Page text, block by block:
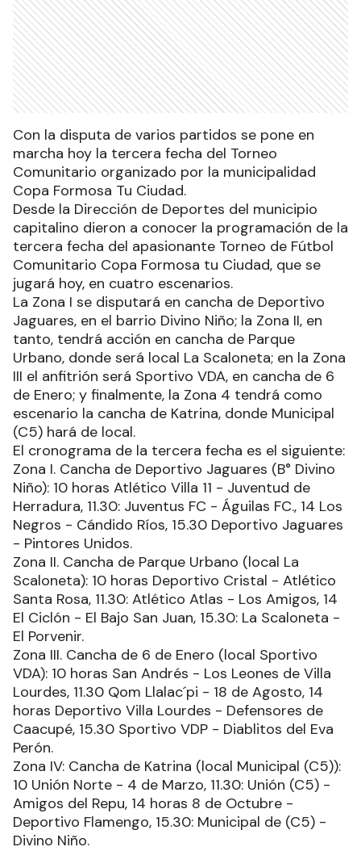
Con la disputa de varios partidos se pone en
marcha hoy la tercera fecha del Torneo
Comunitario organizado por la municipalidad
Copa Formosa Tu Ciudad.
Desde la Dirección de Deportes del municipio
capitalino dieron a conocer la programación de la
tercera fecha del apasionante Torneo de Fútbol
Comunitario Copa Formosa tu Ciudad, que se
jugará hoy, en cuatro escenarios.
La Zona I se disputará en cancha de Deportivo
Jaguares, en el barrio Divino Niño; la Zona II, en
tanto, tendrá acción en cancha de Parque
Urbano, donde será local La Scaloneta; en la Zona
III el anfitrión será Sportivo VDA, en cancha de 6
de Enero; y finalmente, la Zona 4 tendrá como
escenario la cancha de Katrina, donde Municipal
(C5) hará de local.
El cronograma de la tercera fecha es el siguiente:
Zona I. Cancha de Deportivo Jaguares (B° Divino
Niño): 10 horas Atlético Villa 11 - Juventud de
Herradura, 11.30: Juventus FC - Águilas FC., 14 Los
Negros - Cándido Ríos, 15.30 Deportivo Jaguares
- Pintores Unidos.
Zona II. Cancha de Parque Urbano (local La
Scaloneta): 10 horas Deportivo Cristal - Atlético
Santa Rosa, 11.30: Atlético Atlas - Los Amigos, 14
El Ciclón - El Bajo San Juan, 15.30: La Scaloneta -
El Porvenir.
Zona III. Cancha de 6 de Enero (local Sportivo
VDA): 10 horas San Andrés - Los Leones de Villa
Lourdes, 11.30 Qom Llalac´pi - 18 de Agosto, 14
horas Deportivo Villa Lourdes - Defensores de
Caacupé, 15.30 Sportivo VDP - Diablitos del Eva
Perón.
Zona IV: Cancha de Katrina (local Municipal (C5)):
10 Unión Norte - 4 de Marzo, 11.30: Unión (C5) -
Amigos del Repu, 14 horas 8 de Octubre -
Deportivo Flamengo, 15.30: Municipal de (C5) -
Divino Niño.